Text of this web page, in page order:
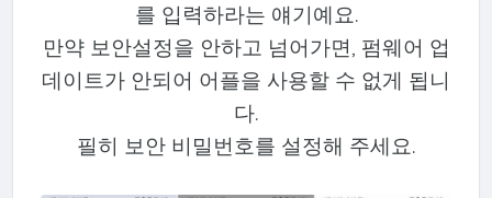
를 입력하라는 얘기예요.
만약 보안설정을 안하고 넘어가면, 펌웨어 업
데이트가 안되어 어플을 사용할 수 없게 됩니
다.
필히 보안 비밀번호를 설정해 주세요.